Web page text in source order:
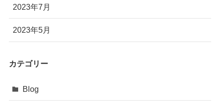
2023年7月
2023年5月
カテゴリー
Blog